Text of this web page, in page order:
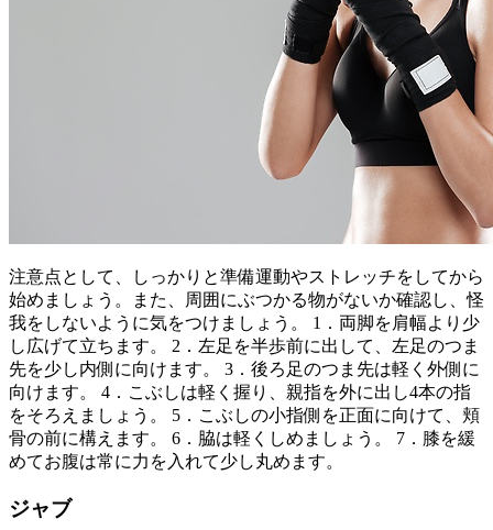
注意点として、しっかりと準備運動やストレッチをしてから
始めましょう。また、周囲にぶつかる物がないか確認し、怪
我をしないように気をつけましょう。 1．両脚を肩幅より少
し広げて立ちます。 2．左足を半歩前に出して、左足のつま
先を少し内側に向けます。 3．後ろ足のつま先は軽く外側に
向けます。 4．こぶしは軽く握り、親指を外に出し4本の指
をそろえましょう。 5．こぶしの小指側を正面に向けて、頬
骨の前に構えます。 6．脇は軽くしめましょう。 7．膝を緩
めてお腹は常に力を入れて少し丸めます。
ジャブ